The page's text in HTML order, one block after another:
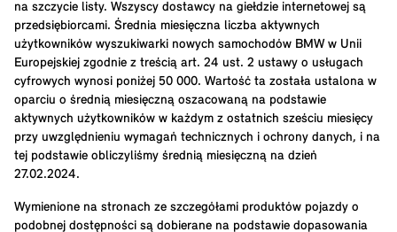
na szczycie listy. Wszyscy dostawcy na giełdzie internetowej są
przedsiębiorcami. Średnia miesięczna liczba aktywnych
użytkowników wyszukiwarki nowych samochodów BMW w Unii
Europejskiej zgodnie z treścią art. 24 ust. 2 ustawy o usługach
cyfrowych wynosi poniżej 50 000. Wartość ta została ustalona w
oparciu o średnią miesięczną oszacowaną na podstawie
aktywnych użytkowników w każdym z ostatnich sześciu miesięcy
przy uwzględnieniu wymagań technicznych i ochrony danych, i na
tej podstawie obliczyliśmy średnią miesięczną na dzień
27.02.2024.
Wymienione na stronach ze szczegółami produktów pojazdy o
podobnej dostępności są dobierane na podstawie dopasowania